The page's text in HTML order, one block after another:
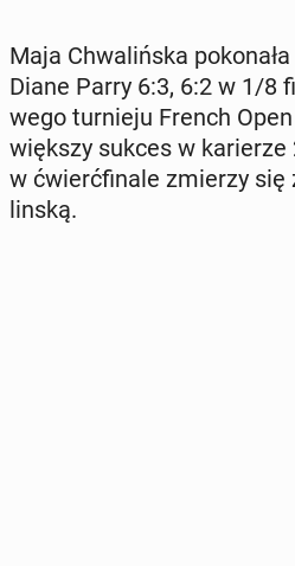
Maja Chwa­liń­ska
Diane Parry 6:3, 6:2 w 1/8
we­go tur­nie­ju French
więk­szy sukces w
w ćwierć­fi­na­le zmierzy się
lin­ską.